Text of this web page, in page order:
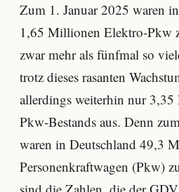
Zum 1. Januar 2025 waren
1,65 Millionen Elektro-Pkw
zwar mehr als fünfmal so
trotz dieses rasanten
allerdings weiterhin nur 3,35
Pkw-Bestands aus. Denn
waren in Deutschland 49,3
Personenkraftwagen (Pkw)